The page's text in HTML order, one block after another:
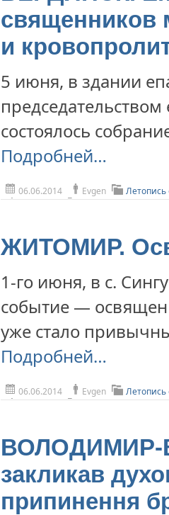
священников
и
5 июня, в здании
состоялось
Подробней…
06.06.2014 Evgen Летопись
ЖИТОМИР.
1-го июня, в с.
событие —
уже стало
Подробней…
06.06.2014 Evgen Летопись
ВОЛОДИМИР-
закликав
припинення